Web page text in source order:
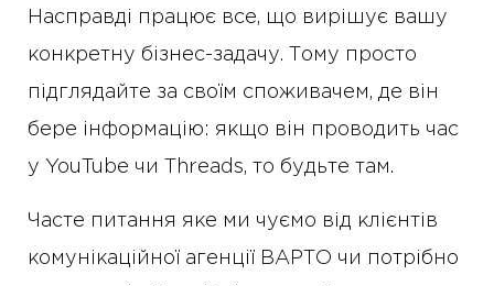
Насправді працює все, що вирішує вашу
конкретну бізнес-задачу. Тому просто
підглядайте за своїм споживачем, де він
бере інформацію: якщо він проводить час
у YouTube чи Threads, то будьте там.
Часте питання яке ми чуємо від клієнтів
комунікаційної агенції ВАРТО чи потрібно